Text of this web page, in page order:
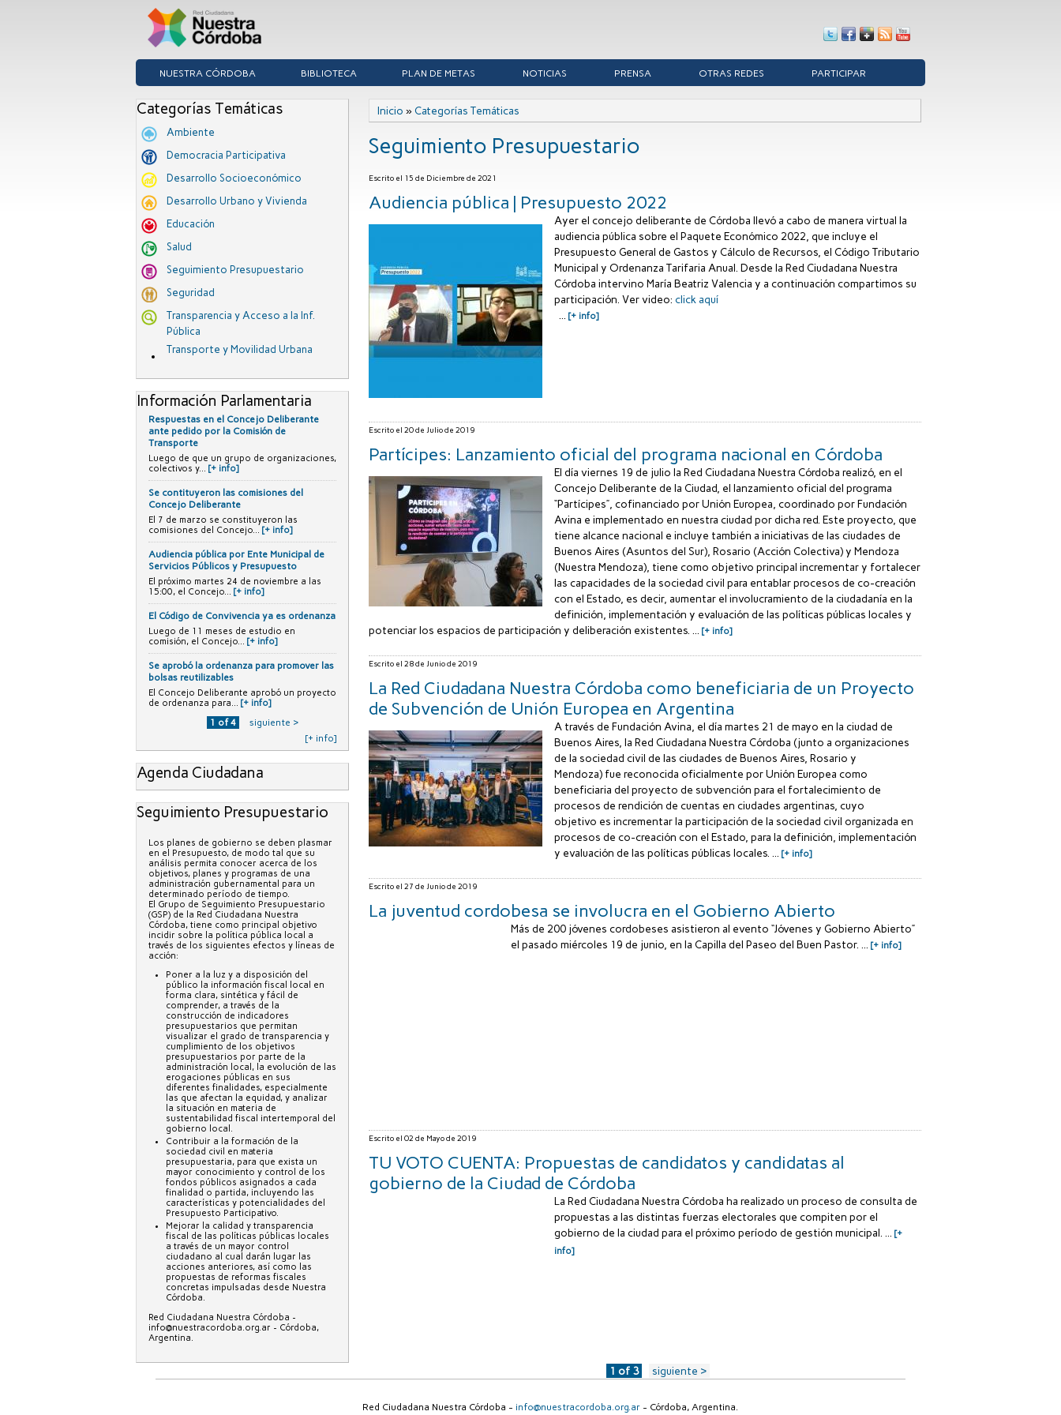
NUESTRA CÓRDOBA BIBLIOTECA PLAN DE METAS NOTICIAS PRENSA OTRAS REDES PARTICIPAR
Categorías Temáticas
Ambiente
Democracia Participativa
Desarrollo Socioeconómico
Desarrollo Urbano y Vivienda
Educación
Salud
Seguimiento Presupuestario
Seguridad
Transparencia y Acceso a la Inf.
Pública
Transporte y Movilidad Urbana
Información Parlamentaria
Respuestas en el Concejo Deliberante
ante pedido por la Comisión de
Transporte
Luego de que un grupo de organizaciones,
colectivos y... [+ info]
Se contituyeron las comisiones del
Concejo Deliberante
El 7 de marzo se constituyeron las
comisiones del Concejo... [+ info]
Audiencia pública por Ente Municipal de
Servicios Públicos y Presupuesto
El próximo martes 24 de noviembre a las
15:00, el Concejo... [+ info]
El Código de Convivencia ya es ordenanza
Luego de 11 meses de estudio en
comisión, el Concejo... [+ info]
Se aprobó la ordenanza para promover las
bolsas reutilizables
El Concejo Deliberante aprobó un proyecto
de ordenanza para... [+ info]
1 of 4
siguiente ›
[+ info]
Agenda Ciudadana
Seguimiento Presupuestario
Los planes de gobierno se deben plasmar
en el Presupuesto, de modo tal que su
análisis permita conocer acerca de los
objetivos, planes y programas de una
administración gubernamental para un
determinado período de tiempo.
El Grupo de Seguimiento Presupuestario
(GSP) de la Red Ciudadana Nuestra
Córdoba, tiene como principal objetivo
incidir sobre la política pública local a
través de los siguientes efectos y líneas de
acción:
Poner a la luz y a disposición del
público la información fiscal local en
forma clara, sintética y fácil de
comprender, a través de la
construcción de indicadores
presupuestarios que permitan
visualizar el grado de transparencia y
cumplimiento de los objetivos
presupuestarios por parte de la
administración local, la evolución de las
erogaciones públicas en sus
diferentes finalidades, especialmente
las que afectan la equidad, y analizar
la situación en materia de
sustentabilidad fiscal intertemporal del
gobierno local.
Contribuir a la formación de la
sociedad civil en materia
presupuestaria, para que exista un
mayor conocimiento y control de los
fondos públicos asignados a cada
finalidad o partida, incluyendo las
características y potencialidades del
Presupuesto Participativo.
Mejorar la calidad y transparencia
fiscal de las políticas públicas locales
a través de un mayor control
ciudadano al cual darán lugar las
acciones anteriores, así como las
propuestas de reformas fiscales
concretas impulsadas desde Nuestra
Córdoba.
Red Ciudadana Nuestra Córdoba -
info@nuestracordoba.org.ar - Córdoba,
Argentina.
Se encuentra usted aquí
Inicio » Categorías Temáticas
Seguimiento Presupuestario
Escrito el 15 de Diciembre de 2021
Audiencia pública | Presupuesto 2022
Ayer el concejo deliberante de Córdoba llevó a cabo de manera virtual la
audiencia pública sobre el Paquete Económico 2022, que incluye el
Presupuesto General de Gastos y Cálculo de Recursos, el Código Tributario
Municipal y Ordenanza Tarifaria Anual. Desde la Red Ciudadana Nuestra
Córdoba intervino María Beatriz Valencia y a continuación compartimos su
participación. Ver video: click aquí
[+ info]
Escrito el 20 de Julio de 2019
Partícipes: Lanzamiento oficial del programa nacional en Córdoba
El día viernes 19 de julio la Red Ciudadana Nuestra Córdoba realizó, en el
Concejo Deliberante de la Ciudad, el lanzamiento oficial del programa
“Partícipes”, cofinanciado por Unión Europea, coordinado por Fundación
Avina e implementado en nuestra ciudad por dicha red. Este proyecto, que
tiene alcance nacional e incluye también a iniciativas de las ciudades de
Buenos Aires (Asuntos del Sur), Rosario (Acción Colectiva) y Mendoza
(Nuestra Mendoza), tiene como objetivo principal incrementar y fortalecer
las capacidades de la sociedad civil para entablar procesos de co-creación
con el Estado, es decir, aumentar el involucramiento de la ciudadanía en la
definición, implementación y evaluación de las políticas públicas locales y
potenciar los espacios de participación y deliberación existentes. ...
[+ info]
Escrito el 28 de Junio de 2019
La Red Ciudadana Nuestra Córdoba como beneficiaria de un Proyecto
de Subvención de Unión Europea en Argentina
A través de Fundación Avina, el día martes 21 de mayo en la ciudad de
Buenos Aires, la Red Ciudadana Nuestra Córdoba (junto a organizaciones
de la sociedad civil de las ciudades de Buenos Aires, Rosario y
Mendoza) fue reconocida oficialmente por Unión Europea como
beneficiaria del proyecto de subvención para el fortalecimiento de
procesos de rendición de cuentas en ciudades argentinas, cuyo
objetivo es incrementar la participación de la sociedad civil organizada en
procesos de co-creación con el Estado, para la definición, implementación
y evaluación de las políticas públicas locales. ...
[+ info]
Escrito el 27 de Junio de 2019
La juventud cordobesa se involucra en el Gobierno Abierto
Más de 200 jóvenes cordobeses asistieron al evento “Jóvenes y Gobierno Abierto”
el pasado miércoles 19 de junio, en la Capilla del Paseo del Buen Pastor. ...
[+ info]
Escrito el 02 de Mayo de 2019
TU VOTO CUENTA: Propuestas de candidatos y candidatas al
gobierno de la Ciudad de Córdoba
La Red Ciudadana Nuestra Córdoba ha realizado un proceso de consulta de
propuestas a las distintas fuerzas electorales que compiten por el
gobierno de la ciudad para el próximo período de gestión municipal. ...
[+
info]
1 of 3 siguiente ›
Red Ciudadana Nuestra Córdoba - info@nuestracordoba.org.ar - Córdoba, Argentina.